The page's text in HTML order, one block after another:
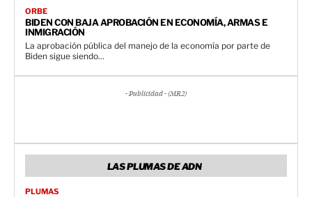
ORBE
BIDEN CON BAJA APROBACIÓN EN ECONOMÍA, ARMAS E
INMIGRACIÓN
La aprobación pública del manejo de la economía por parte de
Biden sigue siendo...
- Publicidad - (MR2)
LAS PLUMAS DE ADN
PLUMAS